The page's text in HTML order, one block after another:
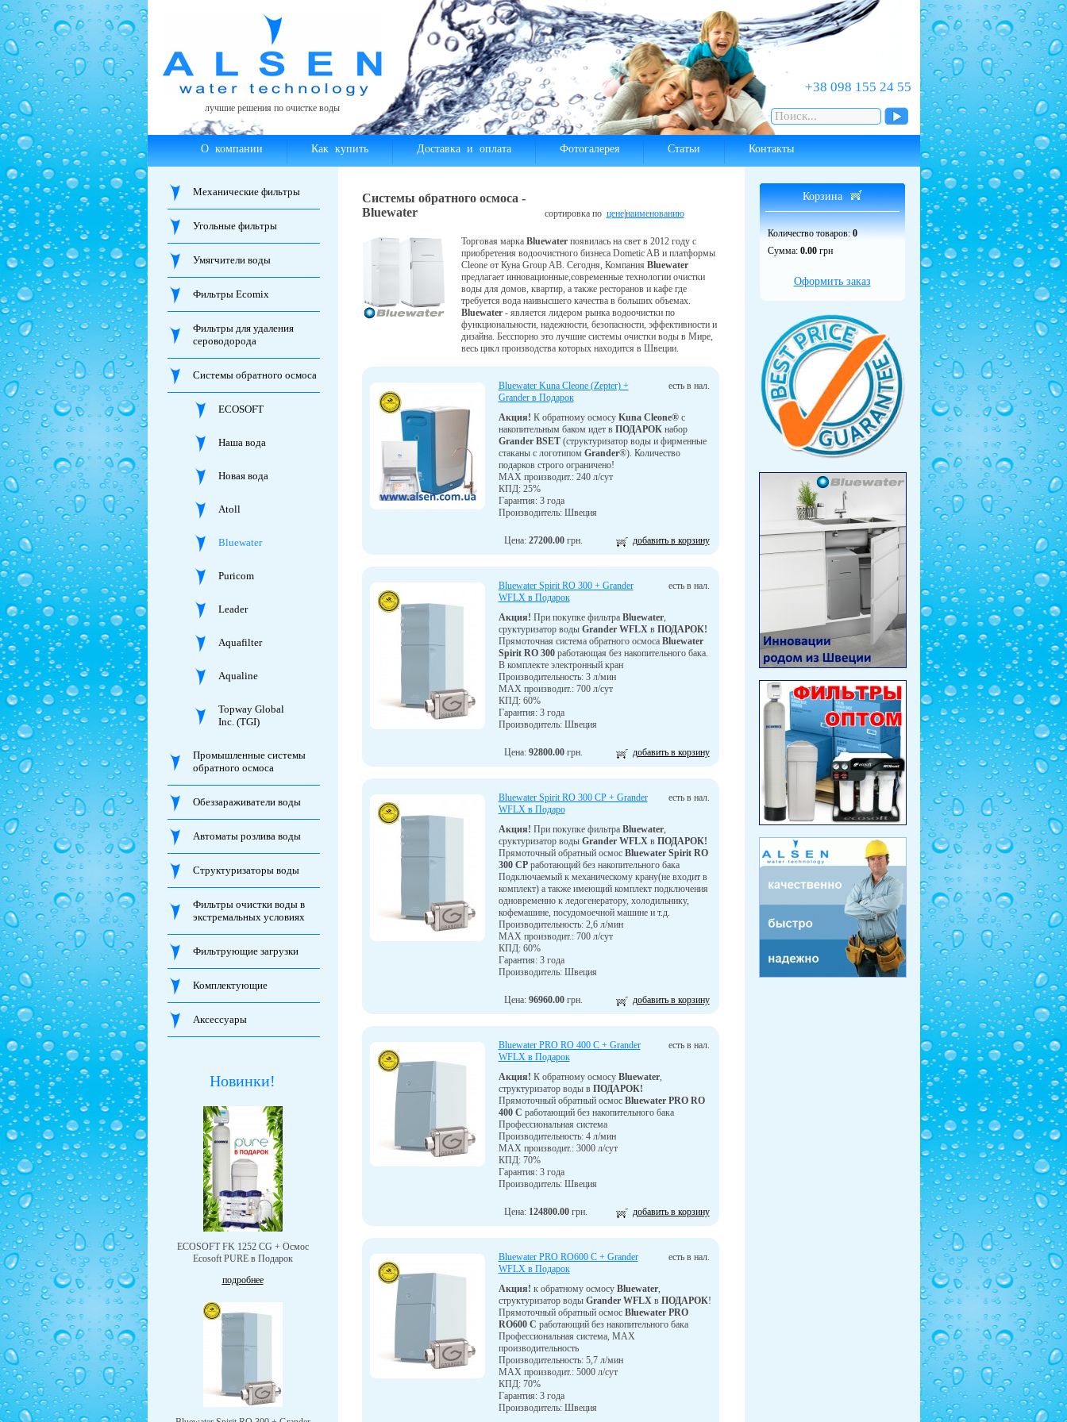
лучшие решения по очистке воды
‎+38 098 155 24 55
О компании Как купить Доставка и оплата Фотогалерея Статьи Контакты
Механические фильтры
Угольные фильтры
Умягчители воды
Фильтры Ecomix
Фильтры для удаления
сероводорода
Системы обратного осмоса
ECOSOFT
Наша вода
Новая вода
Atoll
Bluewater
Puricom
Leader
Aquafilter
Aqualine
Topway Global
Inc. (TGI)
Промышленные системы
обратного осмоса
Обеззараживатели воды
Автоматы розлива воды
Структуризаторы воды
Фильтры очистки воды в
экстремальных условиях
Фильтрующие загрузки
Комплектующие
Аксессуары
Новинки!
ECOSOFT FK 1252 CG + Осмос
Ecosoft PURE в Подарок
подробнее
Системы обратного осмоса -
Bluewater
сортировка по цене|наименованию
Торговая марка Bluewaterпоявилась на свет в 2012 году с
приобретения водоочистного бизнеса Dometic AB и платформы
Cleone от Куна Group AB. Сегодня, Компания Bluewater
предлагает инновационные,современные технологии очистки
воды для домов, квартир, а также ресторанов и кафе где
требуется вода наивысшего качества в больших объемах.
Bluewater- является лидером рынка водоочистки по
функциональности, надежности, безопасности, эффективности и
дизайна. Бесспорно это лучшие системы очистки воды в Мире,
весь цикл производства которых находится в Швеции.
Bluewater Kuna Cleone (Zepter) +
Grander в Подарок
есть в нал.
Акция! К обратному осмосу Kuna Cleone®с
накопительным баком идет в ПОДАРОК набор
Grander BSET(структуризатор воды и фирменные
стаканы с логотипом Grander®). Количество
подарков строго ограничено!
MAX производит.: 240 л/сут
КПД: 25%
Гарантия: 3 года
Производитель: Швеция
Цена: 27200.00грн. добавить в корзину
Bluewater Spirit RO 300 + Grander
WFLX в Подарок
есть в нал.
Акция! При покупке фильтра Bluewater,
сруктуризатор воды Grander WFLXв ПОДАРОК!
Прямоточная система обратного осмоса Bluewater
Spirit RO 300работающая без накопительного бака.
В комплекте электронный кран
Производительность: 3 л/мин
MAX производит.: 700 л/сут
КПД: 60%
Гарантия: 3 года
Производитель: Швеция
Цена: 92800.00грн. добавить в корзину
Bluewater Spirit RO 300 CP + Grander
WFLX в Подаро
есть в нал.
Акция! При покупке фильтра Bluewater,
сруктуризатор водыGrander WFLXв ПОДАРОК!
Прямоточный обратный осмос Bluewater Spirit RO
300 CPработающий без накопительного бака
Подключаемый к механическому крану(не входит в
комплект) а также имеющий комплект подключения
одновременно к ледогенератору, холодильнику,
кофемашине, посудомоечной машине и т.д.
Производительность: 2,6 л/мин
MAX производит.: 700 л/сут
КПД: 60%
Гарантия: 3 года
Производитель: Швеция
Цена: 96960.00грн. добавить в корзину
Bluewater PRO RO 400 C + Grander
WFLX в Подарок
есть в нал.
Акция! К обратному осмосу Bluewater,
структуризатор воды в ПОДАРОК!
Прямоточный обратный осмос Bluewater PRO RO
400 C работающий без накопительного бака
Профессиональная система
Производительность: 4 л/мин
MAX производит.: 3000 л/сут
КПД: 70%
Гарантия: 3 года
Производитель: Швеция
Цена: 124800.00грн. добавить в корзину
Bluewater PRO RO600 C + Grander
WFLX в Подарок
есть в нал.
Акция! к обратному осмосу Bluewater,
структуризатор воды Grander WFLXв ПОДАРОК!
Прямоточный обратный осмос Bluewater PRO
RO600 C работающий без накопительного бака
Профессиональная система, MAX
производительность
Производительность: 5,7 л/мин
MAX производит.: 5000 л/сут
КПД: 70%
Гарантия: 3 года
Производитель: Швеция
Корзина
Количество товаров: 0
Сумма: 0.00грн
Оформить заказ